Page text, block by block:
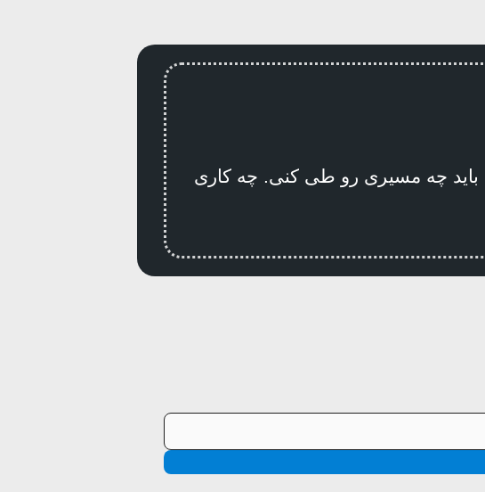
باید چه مسیری رو طی کنی. چه کاری